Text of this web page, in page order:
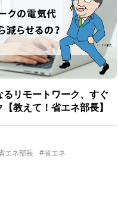
リモートワーク、すぐ
教えて！省エネ部長】
エネ部長 #省エネ